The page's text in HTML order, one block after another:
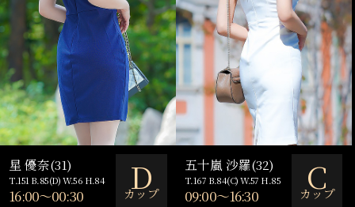
星 優奈(31)
T.151 B.85(D) W.56 H.84
16:00～00:30 D
カップ
五十嵐 沙羅(32)
T.167 B.84(C) W.57 H.85
09:00～16:30 C
カップ